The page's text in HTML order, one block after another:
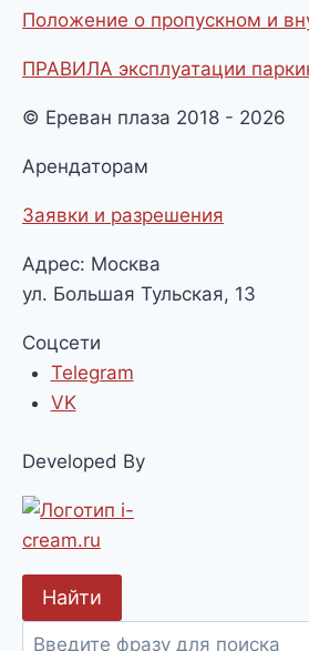
Положение о пропускном и
ПРАВИЛА эксплуатации
© Ереван плаза 2018 - 2026
Арендаторам
Заявки и разрешения
Адрес: Москва
ул. Большая Тульская, 13
Соцсети
Telegram
VK
Developed By